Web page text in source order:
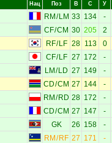
Нац Поз В С У
RM /LM 33 134 -
CF/CM 30 205 2
RF/LF 28 113 0
CF/LF 27 172 -
LM / LD 27 149 -
CD/CM 27 144 -
RM / RD 28 172 -
CD/CM 27 147 -
GK 26 158 -
RM / RF 27 171 -